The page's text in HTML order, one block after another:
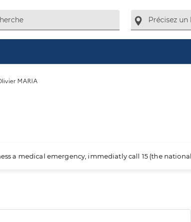
MARIA
a medical emergency, immediatly call 15 (the